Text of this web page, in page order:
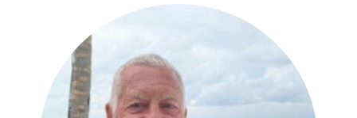
Premiumreisen
Sehenswürdigkeiten entdecken
Silvesterreisen
Fernreisen
Reiseziele entdecken
Mosel Kreuzfahrten
Reedereien